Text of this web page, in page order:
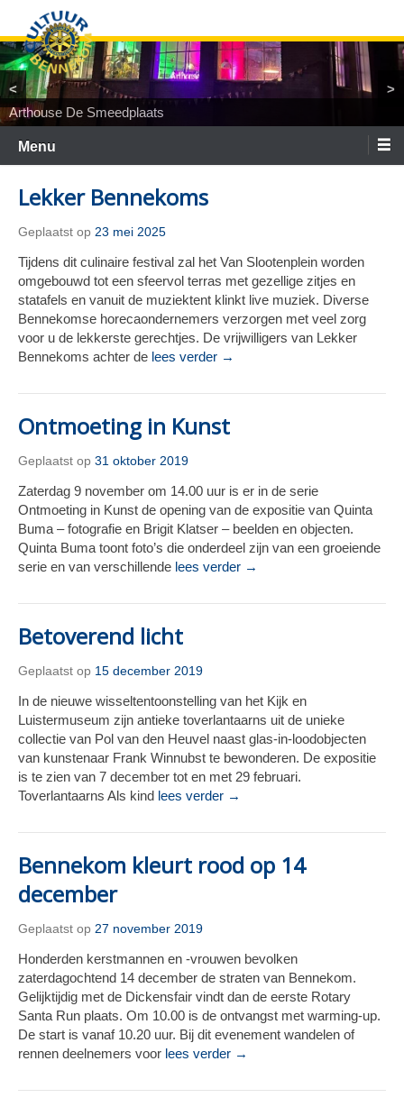
de
inhoud
Arthouse De Smeedplaats
Locatietheater ArtEZ
TiNaNiNaNi
Woest&Bijster
Tineke Roseboom en Peter Bouter
Spelgroep Bennekom. En toen waren er nul
< >
Menu
Lekker Bennekoms
Geplaatst op 23 mei 2025
Tijdens dit culinaire festival zal het Van Slootenplein worden
omgebouwd tot een sfeervol terras met gezellige zitjes en
statafels en vanuit de muziektent klinkt live muziek. Diverse
Bennekomse horecaondernemers verzorgen met veel zorg
voor u de lekkerste gerechtjes. De vrijwilligers van Lekker
Bennekoms achter de lees verder →
Ontmoeting in Kunst
Geplaatst op 31 oktober 2019
Zaterdag 9 november om 14.00 uur is er in de serie
Ontmoeting in Kunst de opening van de expositie van Quinta
Buma – fotografie en Brigit Klatser – beelden en objecten.
Quinta Buma toont foto’s die onderdeel zijn van een groeiende
serie en van verschillende lees verder →
Betoverend licht
Geplaatst op 15 december 2019
In de nieuwe wisseltentoonstelling van het Kijk en
Luistermuseum zijn antieke toverlantaarns uit de unieke
collectie van Pol van den Heuvel naast glas-in-loodobjecten
van kunstenaar Frank Winnubst te bewonderen. De expositie
is te zien van 7 december tot en met 29 februari.
Toverlantaarns Als kind lees verder →
Bennekom kleurt rood op 14
december
Geplaatst op 27 november 2019
Honderden kerstmannen en -vrouwen bevolken
zaterdagochtend 14 december de straten van Bennekom.
Gelijktijdig met de Dickensfair vindt dan de eerste Rotary
Santa Run plaats. Om 10.00 is de ontvangst met warming-up.
De start is vanaf 10.20 uur. Bij dit evenement wandelen of
rennen deelnemers voor lees verder →